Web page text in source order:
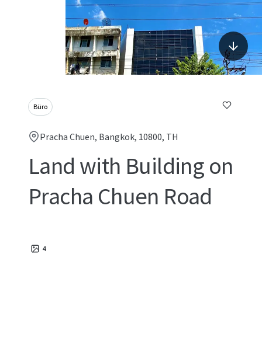
Büro
Pracha Chuen, Bangkok, 10800, TH
Land with Building on
Pracha Chuen Road
4